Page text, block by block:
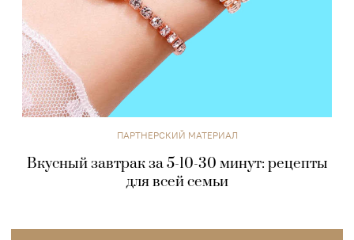
ПАРТНЕРСКИЙ МАТЕРИАЛ
Вкусный завтрак за 5-10-30 минут: рецепты
для всей семьи